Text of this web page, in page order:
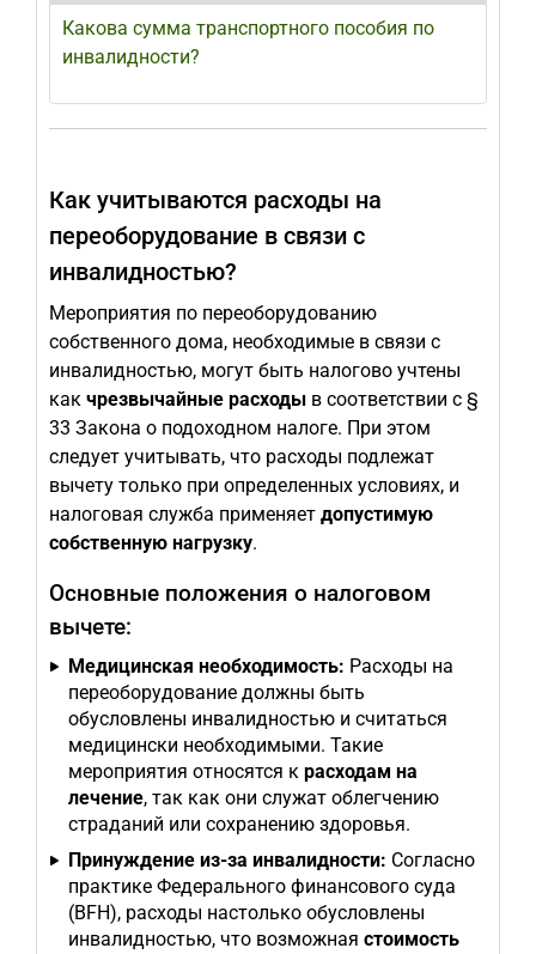
Какова сумма транспортного пособия по
инвалидности?
Как учитываются расходы на
переоборудование в связи с
инвалидностью?
Мероприятия по переоборудованию
собственного дома, необходимые в связи с
инвалидностью, могут быть налогово учтены
как чрезвычайные расходы в соответствии с §
33 Закона о подоходном налоге. При этом
следует учитывать, что расходы подлежат
вычету только при определенных условиях, и
налоговая служба применяет допустимую
собственную нагрузку.
Основные положения о налоговом
вычете:
Медицинская необходимость: Расходы на
переоборудование должны быть
обусловлены инвалидностью и считаться
медицински необходимыми. Такие
мероприятия относятся к расходам на
лечение, так как они служат облегчению
страданий или сохранению здоровья.
Принуждение из-за инвалидности: Согласно
практике Федерального финансового суда
(BFH), расходы настолько обусловлены
инвалидностью, что возможная стоимость